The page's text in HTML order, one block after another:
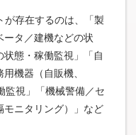
存在するのは、「製
ータ／建機などの状
態・稼働監視」「自
機器（自販機、
監視」「機械警備／セ
モニタリング）」など